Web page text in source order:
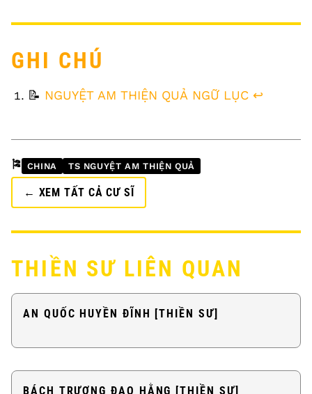
GHI CHÚ
FOOTNOTES
📝 NGUYỆT AM THIỆN QUẢ NGỮ LỤC ↩
🎏 CHINA TS NGUYỆT AM THIỆN QUẢ
← XEM TẤT CẢ CƯ SĨ
THIỀN SƯ LIÊN QUAN
AN QUỐC HUYỀN ĐĨNH [THIỀN SƯ]
BÁCH TRƯỢNG ĐẠO HẰNG [THIỀN SƯ]